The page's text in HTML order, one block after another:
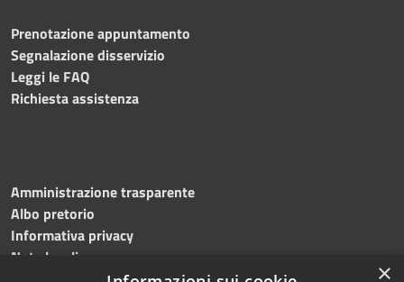
Prenotazione appuntamento
Segnalazione disservizio
Leggi le FAQ
Richiesta assistenza
Amministrazione trasparente
Albo pretorio
Informativa privacy
Note legali
×